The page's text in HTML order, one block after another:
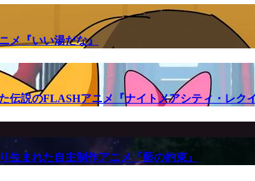
メ『いい湯だな』
伝説のFLASHアニメ『ナイトメアシティ・レクイ
生まれた自主制作アニメ『藍の約束』